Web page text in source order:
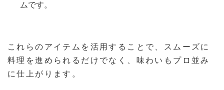
ムです。
これらのアイテムを活用することで、スムーズに
料理を進められるだけでなく、味わいもプロ並み
に仕上がります。